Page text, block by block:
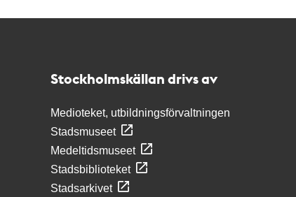
Stockholmskällan drivs av
Medioteket, utbildningsförvaltningen
Stadsmuseet
Medeltidsmuseet
Stadsbiblioteket
Stadsarkivet